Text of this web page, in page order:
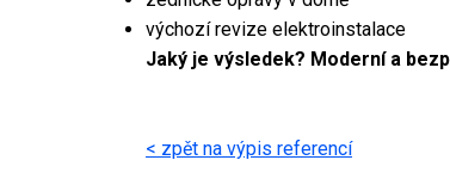
výchozí revize elektroinstalace
Jaký je výsledek? Moderní a
< zpět na výpis referencí